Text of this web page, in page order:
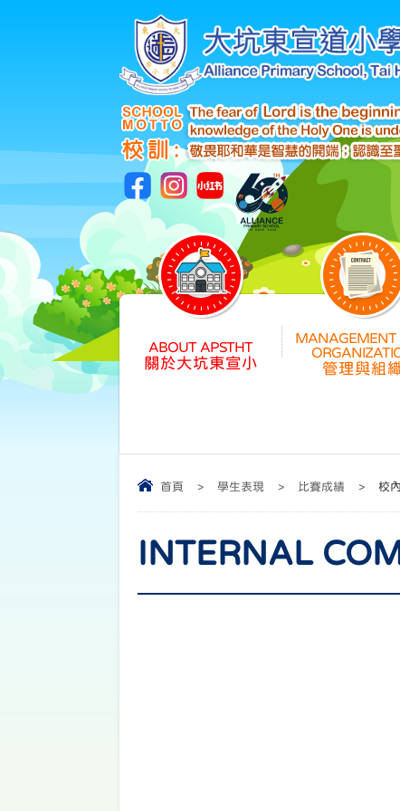
關於大坑東宣小 管理與組
首頁 > 學生表現 > 比賽成績 > 校
INTERNAL